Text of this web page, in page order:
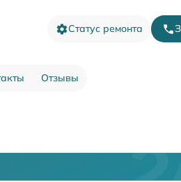
Статус ремонта
Отзывы